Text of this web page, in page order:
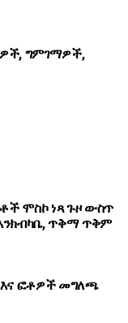
ግምገማዎች,
ሞስኮ ነጻ ጉዞ ውስጥ
ጥቅማ ጥቅም
ፎቶዎች መግለጫ